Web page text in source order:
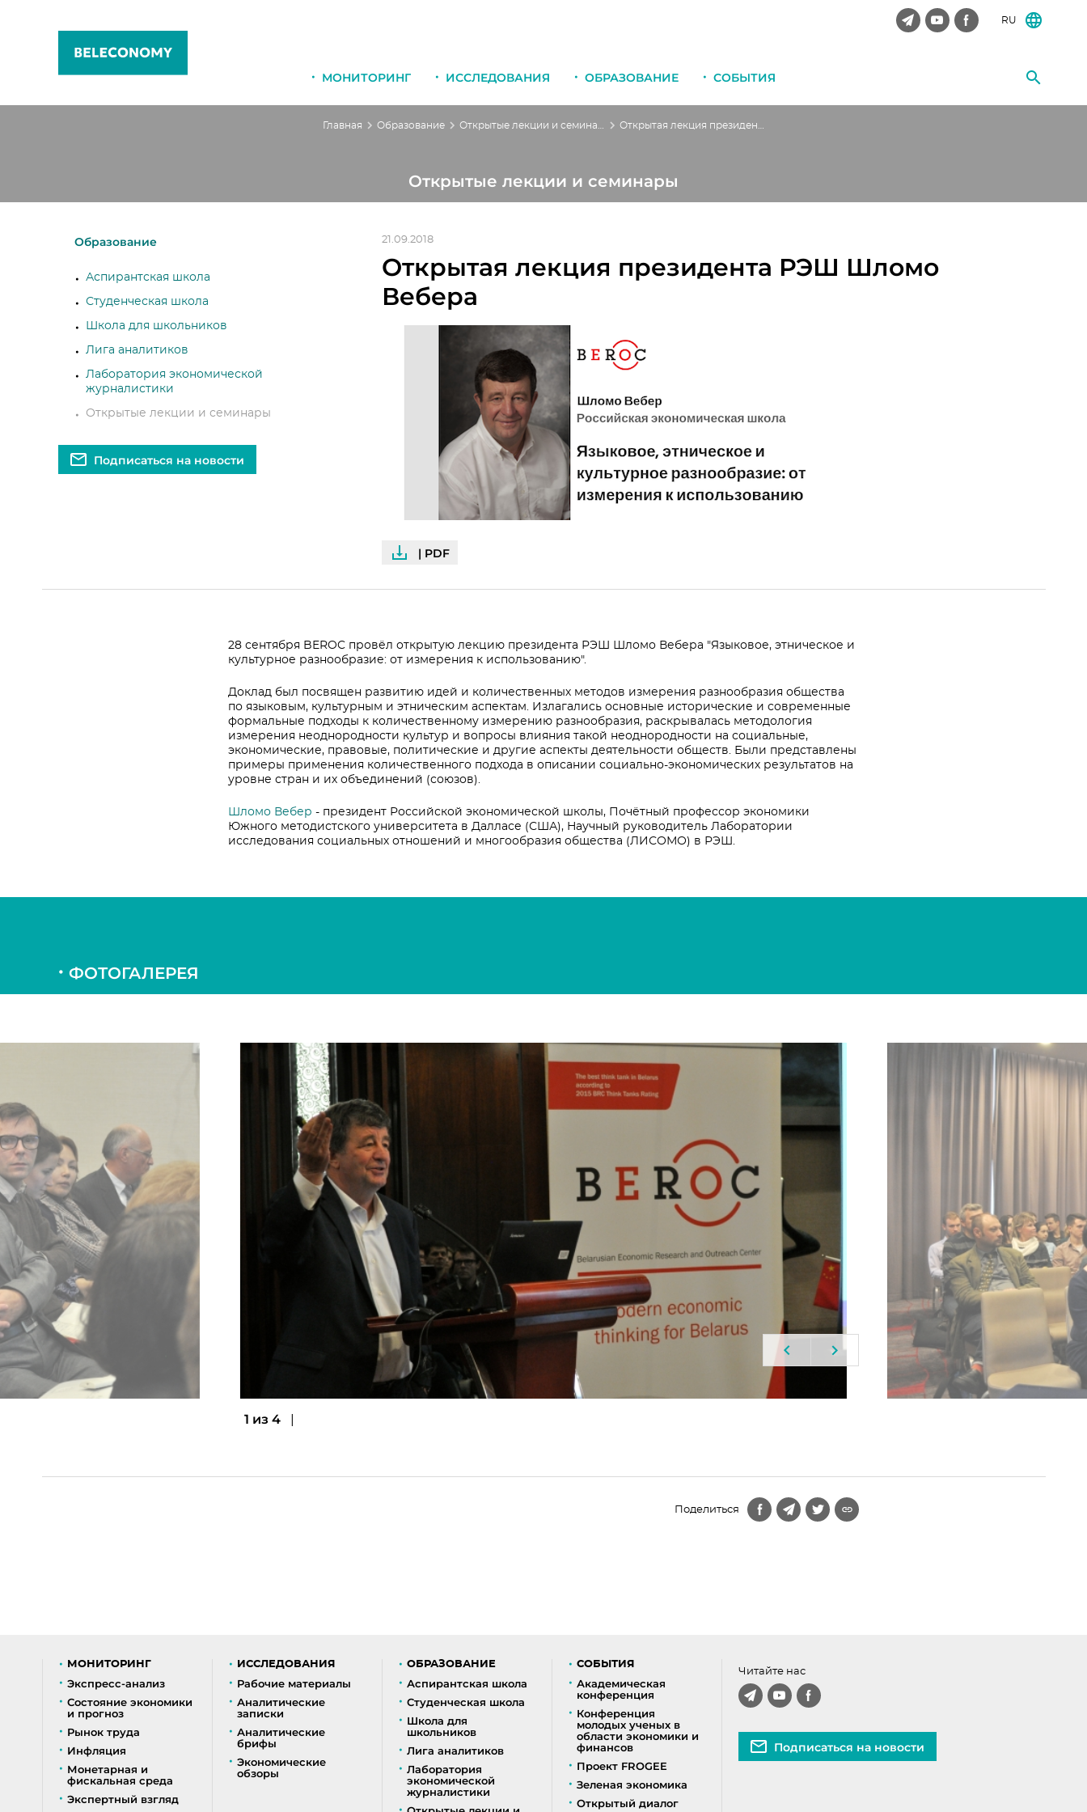
RU
МОНИТОРИНГ ИССЛЕДОВАНИЯ ОБРАЗОВАНИЕ СОБЫТИЯ
Главная Образование
Открытые лекции и семинары
Образование
Аспирантская школа
Студенческая школа
Школа для школьников
Лига аналитиков
Лаборатория экономической
журналистики
Открытые лекции и семинары
Подписаться на новости
21.09.2018
Открытая лекция президента РЭШ Шломо
Вебера
| PDF
28 сентября BEROC провёл открытую лекцию президента РЭШ Шломо Вебера "Языковое, этническое и
культурное разнообразие: от измерения к использованию".
Доклад был посвящен развитию идей и количественных методов измерения разнообразия общества
по языковым, культурным и этническим аспектам. Излагались основные исторические и современные
формальные подходы к количественному измерению разнообразия, раскрывалась методология
измерения неоднородности культур и вопросы влияния такой неоднородности на социальные,
экономические, правовые, политические и другие аспекты деятельности обществ. Были представлены
примеры применения количественного подхода в описании социально-экономических результатов на
уровне стран и их объединений (союзов).
Шломо Вебер - президент Российской экономической школы, Почётный профессор экономики
Южного методистского университета в Далласе (США), Научный руководитель Лаборатории
исследования социальных отношений и многообразия общества (ЛИСОМО) в РЭШ.
ФОТОГАЛЕРЕЯ
1 из 4
Поделиться
МОНИТОРИНГ
Экспресс-анализ
Состояние экономики
и прогноз
Рынок труда
Инфляция
Монетарная и
фискальная среда
Экспертный взгляд
ИССЛЕДОВАНИЯ
Рабочие материалы
Аналитические
записки
Аналитические
брифы
Экономические
обзоры
ОБРАЗОВАНИЕ
Аспирантская школа
Студенческая школа
Школа для
школьников
Лига аналитиков
Лаборатория
экономической
журналистики
СОБЫТИЯ
Академическая
конференция
Конференция
молодых ученых в
области экономики и
финансов
Проект FROGEE
Зеленая экономика
Открытый диалог
Читайте нас
Подписаться на новости